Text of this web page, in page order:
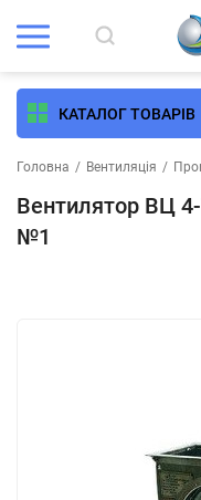
КАТАЛОГ ТОВАРІВ
Головна / Вентиляція /
Вентилятор ВЦ
№1